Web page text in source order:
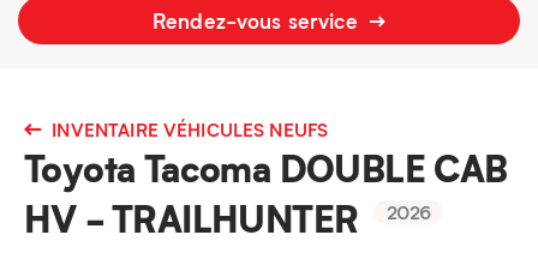
2777 boulevard du Versant-Nord
Rendez-vous service
INVENTAIRE VÉHICULES NEUFS
Toyota Tacoma DOUBLE CAB
HV - TRAILHUNTER
2026